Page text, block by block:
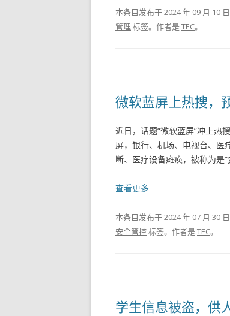
本条目发布于2024 年 09 月 10 日
管理 标签。 作者是TEC。
微软蓝屏上热搜，
近日，话题“微软蓝屏”冲上热
屏，银行、机场、电视台、医
断、医疗设备瘫痪，被称为是
查看更多
本条目发布于2024 年 07 月 30 日
安全管控标签。 作者是TEC。
学生信息被盗，供